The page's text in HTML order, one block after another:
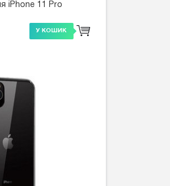
iPhone 11 Pro
У КОШИК